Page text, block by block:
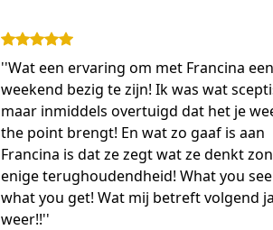
''Wat een ervaring om met Francina een
weekend bezig te zijn! Ik was wat
maar inmiddels overtuigd dat het je
the point brengt! En wat zo gaaf is aan
Francina is dat ze zegt wat ze denkt
enige terughoudendheid! What you
what you get! Wat mij betreft volgend
weer!!''